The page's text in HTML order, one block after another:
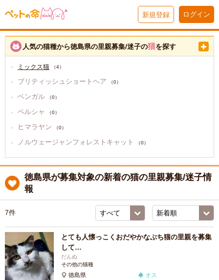
新規登録 ログイン
人気の猫種から徳島県の里親募集/迷子の猫を探す
ミックス猫 （4）
ブリティッシュショートヘア （0）
ベンガル （0）
ペルシャ （0）
ヒマラヤン （0）
ノルウェージャンフォレストキャット （0）
徳島県が募集対象の新着の猫の里親募集/迷子情
報
7件
とても人懐っこくおだやかなぶち猫の里親を募集
して…
だんぬ
その他の猫種
徳島県
オス